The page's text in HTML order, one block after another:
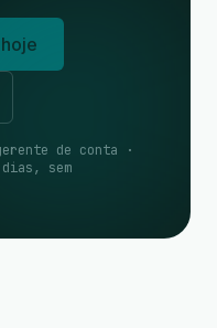
de conta ·
sem